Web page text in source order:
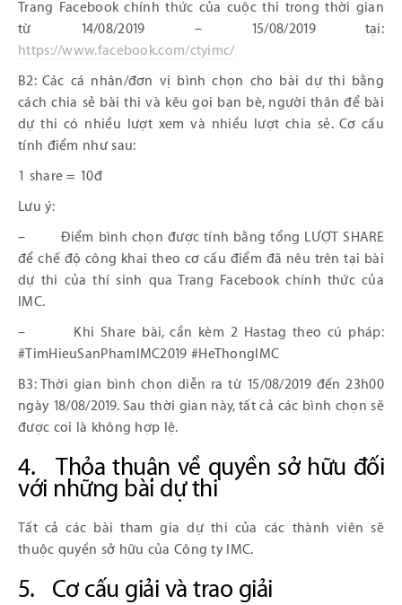
Trang Facebook chính thức của cuộc thi trong thời gian
từ 14/08/2019 – 15/08/2019 tại:
https://www.facebook.com/ctyimc/
B2: Các cá nhân/đơn vị bình chọn cho bài dự thi bằng
cách chia sẻ bài thi và kêu gọi bạn bè, người thân để bài
dự thi có nhiều lượt xem và nhiều lượt chia sẻ. Cơ cấu
tính điểm như sau:
1 share = 10đ
Lưu ý:
– Điểm bình chọn được tính bằng tổng LƯỢT SHARE
để chế độ công khai theo cơ cấu điểm đã nêu trên tại bài
dự thi của thí sinh qua Trang Facebook chính thức của
IMC.
– Khi Share bài, cần kèm 2 Hastag theo cú pháp:
#TimHieuSanPhamIMC2019 #HeThongIMC
B3: Thời gian bình chọn diễn ra từ 15/08/2019 đến 23h00
ngày 18/08/2019. Sau thời gian này, tất cả các bình chọn sẽ
được coi là không hợp lệ.
4. Thỏa thuận về quyền sở hữu đối
với những bài dự thi
Tất cả các bài tham gia dự thi của các thành viên sẽ
thuộc quyền sở hữu của Công ty IMC.
5. Cơ cấu giải và trao giải